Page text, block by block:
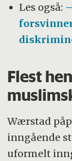
Les også:
Flest
Wærstad
inngående
uformelt